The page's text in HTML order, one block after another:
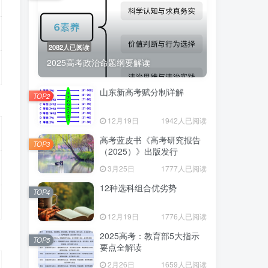
2082人已阅读
2025高考政治命题纲要解读
山东新高考赋分制详解
12月19日 1942人已阅读
TOP2
高考蓝皮书《高考研究报告
（2025）》出版发行
3月25日 1777人已阅读
TOP3
12种选科组合优劣势
12月19日 1776人已阅读
TOP4
2025高考：教育部5大指示
要点全解读
2月26日 1659人已阅读
TOP5